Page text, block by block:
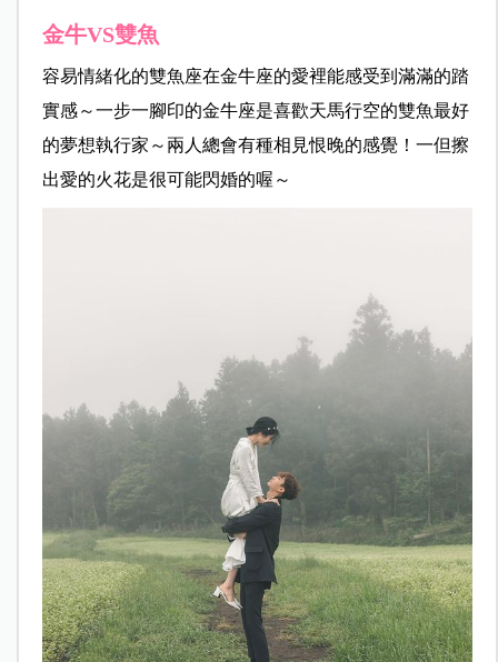
金牛VS雙魚
容易情緒化的雙魚座在金牛座的愛裡能感受到滿滿的踏
實感～一步一腳印的金牛座是喜歡天馬行空的雙魚最好
的夢想執行家～兩人總會有種相見恨晚的感覺！一但擦
出愛的火花是很可能閃婚的喔～